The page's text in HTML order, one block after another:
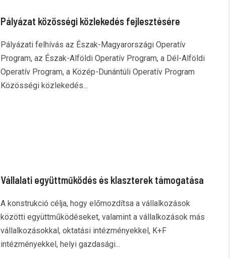
Pályázat közösségi közlekedés fejlesztésére
Pályázati felhívás az Észak-Magyarországi Operatív
Program, az Észak-Alföldi Operatív Program, a Dél-Alföldi
Operatív Program, a Közép-Dunántúli Operatív Program
Közösségi közlekedés...
Vállalati együttműködés és klaszterek támogatása
A konstrukció célja, hogy előmozdítsa a vállalkozások
közötti együttműködéseket, valamint a vállalkozások más
vállalkozásokkal, oktatási intézményekkel, K+F
intézményekkel, helyi gazdasági...